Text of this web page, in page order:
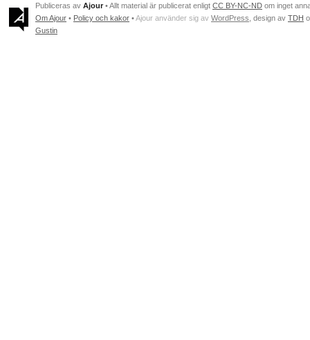
Publiceras av Ajour • Allt material är publicerat enligt CC BY-NC-ND om inget
Om Ajour • Policy och kakor •Ajour använder sig av WordPress , design av TDH
Gustin